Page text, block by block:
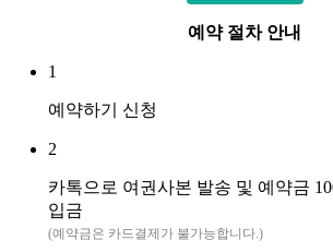
예약 절차 안내
1
예약하기 신청
2
카톡으로 여권사본 발송 및 예약금
입금
(예약금은 카드결제가 불가능합니다.)